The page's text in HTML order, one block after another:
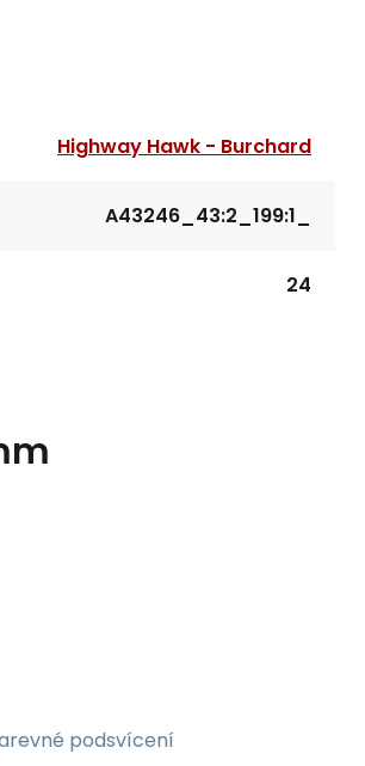
Highway Hawk - Burchard
A43246_43:2_199:1_
24
podsvícení